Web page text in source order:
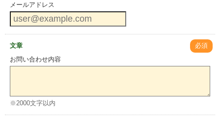
メールアドレス
文章
必須
お問い合わせ内容
※2000文字以内